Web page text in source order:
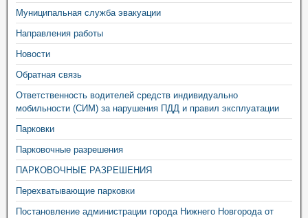
Муниципальная служба эвакуации
Направления работы
Новости
Обратная связь
Ответственность водителей средств индивидуально
мобильности (СИМ) за нарушения ПДД и правил эксплуатации
Парковки
Парковочные разрешения
ПАРКОВОЧНЫЕ РАЗРЕШЕНИЯ
Перехватывающие парковки
Постановление администрации города Нижнего Новгорода от